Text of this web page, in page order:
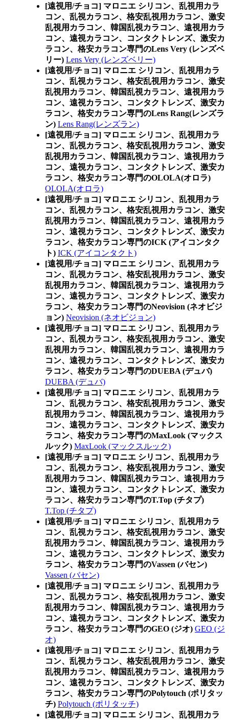
[遠視用/チョコ] マロニエ シリコン、乱視用カラ
コン、乱視カラコン、格安乱視用カラコン、激安
乱視用カラコン、韓国乱視カラコン、遠視用カラ
コン、遠視カラコン、コンタクトレンズ、激安カ
ラコン、格安カラコン専門のLens Very (レンズベ
リー) Lens Very (レンズベリー)
[遠視用/チョコ] マロニエ シリコン、乱視用カラ
コン、乱視カラコン、格安乱視用カラコン、激安
乱視用カラコン、韓国乱視カラコン、遠視用カラ
コン、遠視カラコン、コンタクトレンズ、激安カ
ラコン、格安カラコン専門のLens Rang(レンズラ
ン) Lens Rang(レンズラン)
[遠視用/チョコ] マロニエ シリコン、乱視用カラ
コン、乱視カラコン、格安乱視用カラコン、激安
乱視用カラコン、韓国乱視カラコン、遠視用カラ
コン、遠視カラコン、コンタクトレンズ、激安カ
ラコン、格安カラコン専門のOLOLA(オロラ)
OLOLA(オロラ)
[遠視用/チョコ] マロニエ シリコン、乱視用カラ
コン、乱視カラコン、格安乱視用カラコン、激安
乱視用カラコン、韓国乱視カラコン、遠視用カラ
コン、遠視カラコン、コンタクトレンズ、激安カ
ラコン、格安カラコン専門のICK (アイコンタク
ト) ICK (アイコンタクト)
[遠視用/チョコ] マロニエ シリコン、乱視用カラ
コン、乱視カラコン、格安乱視用カラコン、激安
乱視用カラコン、韓国乱視カラコン、遠視用カラ
コン、遠視カラコン、コンタクトレンズ、激安カ
ラコン、格安カラコン専門のNeovision (ネオビジ
ョン) Neovision (ネオビジョン)
[遠視用/チョコ] マロニエ シリコン、乱視用カラ
コン、乱視カラコン、格安乱視用カラコン、激安
乱視用カラコン、韓国乱視カラコン、遠視用カラ
コン、遠視カラコン、コンタクトレンズ、激安カ
ラコン、格安カラコン専門のDUEBA (デュバ)
DUEBA (デュバ)
[遠視用/チョコ] マロニエ シリコン、乱視用カラ
コン、乱視カラコン、格安乱視用カラコン、激安
乱視用カラコン、韓国乱視カラコン、遠視用カラ
コン、遠視カラコン、コンタクトレンズ、激安カ
ラコン、格安カラコン専門のMaxLook (マックス
ルック) MaxLook (マックスルック)
[遠視用/チョコ] マロニエ シリコン、乱視用カラ
コン、乱視カラコン、格安乱視用カラコン、激安
乱視用カラコン、韓国乱視カラコン、遠視用カラ
コン、遠視カラコン、コンタクトレンズ、激安カ
ラコン、格安カラコン専門のT.Top (チタプ)
T.Top (チタプ)
[遠視用/チョコ] マロニエ シリコン、乱視用カラ
コン、乱視カラコン、格安乱視用カラコン、激安
乱視用カラコン、韓国乱視カラコン、遠視用カラ
コン、遠視カラコン、コンタクトレンズ、激安カ
ラコン、格安カラコン専門のVassen (バセン)
Vassen (バセン)
[遠視用/チョコ] マロニエ シリコン、乱視用カラ
コン、乱視カラコン、格安乱視用カラコン、激安
乱視用カラコン、韓国乱視カラコン、遠視用カラ
コン、遠視カラコン、コンタクトレンズ、激安カ
ラコン、格安カラコン専門のGEO (ジオ) GEO (ジ
オ)
[遠視用/チョコ] マロニエ シリコン、乱視用カラ
コン、乱視カラコン、格安乱視用カラコン、激安
乱視用カラコン、韓国乱視カラコン、遠視用カラ
コン、遠視カラコン、コンタクトレンズ、激安カ
ラコン、格安カラコン専門のPolytouch (ポリタッ
チ) Polytouch (ポリタッチ)
[遠視用/チョコ] マロニエ シリコン、乱視用カラ